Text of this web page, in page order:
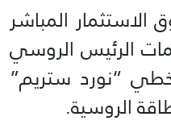
المباشر
الرئيس الروسي
“نورد ستريم”
الروسية.